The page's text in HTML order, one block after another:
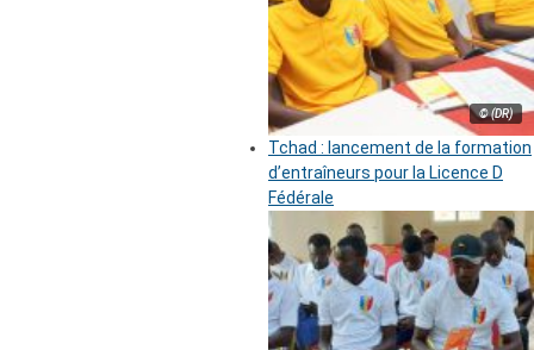
© (DR)
Tchad : lancement de la formation
d’entraîneurs pour la Licence D
Fédérale